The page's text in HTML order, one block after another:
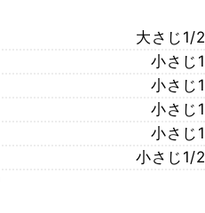
大さじ1/2
小さじ1
小さじ1
小さじ1
小さじ1
小さじ1/2